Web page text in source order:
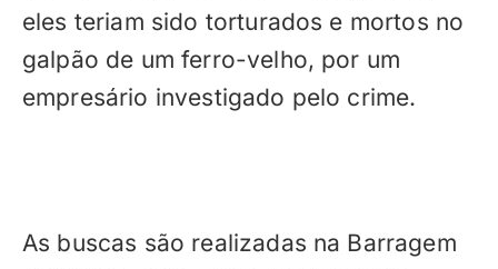
eles teriam sido torturados e mortos no
galpão de um ferro-velho, por um
empresário investigado pelo crime.
As buscas são realizadas na Barragem